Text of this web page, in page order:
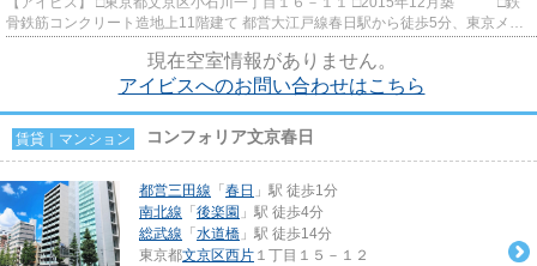
骨鉄筋コンクリート造地上11階建て 都営大江戸線春日駅から徒歩5分、東京メト
現在空室情報がありません。
アイビスへのお問い合わせはこちら
賃貸｜マンション コンフォリア文京春日
都営三田線 「 春日 」駅 徒歩1分
南北線 「 後楽園 」駅 徒歩4分
総武線 「 水道橋 」駅 徒歩14分
東京都文京区西片 １丁目１５－１２